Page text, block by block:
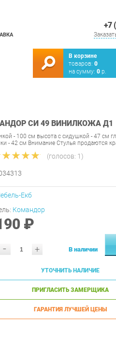
+7
В корзине
товаров: 0
на сумму: 0 р.
СИ 49 ВИНИЛКОЖА Д1
- 100 см высота с сидушкой - 47 см
- 42 см Внимание Стулья продаются
(голосов: 1)
Екб
Командор
₽
- + В наличии
УТОЧНИТЬ НАЛИЧИЕ
ПРИГЛАСИТЬ ЗАМЕРЩИКА
ГАРАНТИЯ ЛУЧШЕЙ ЦЕНЫ